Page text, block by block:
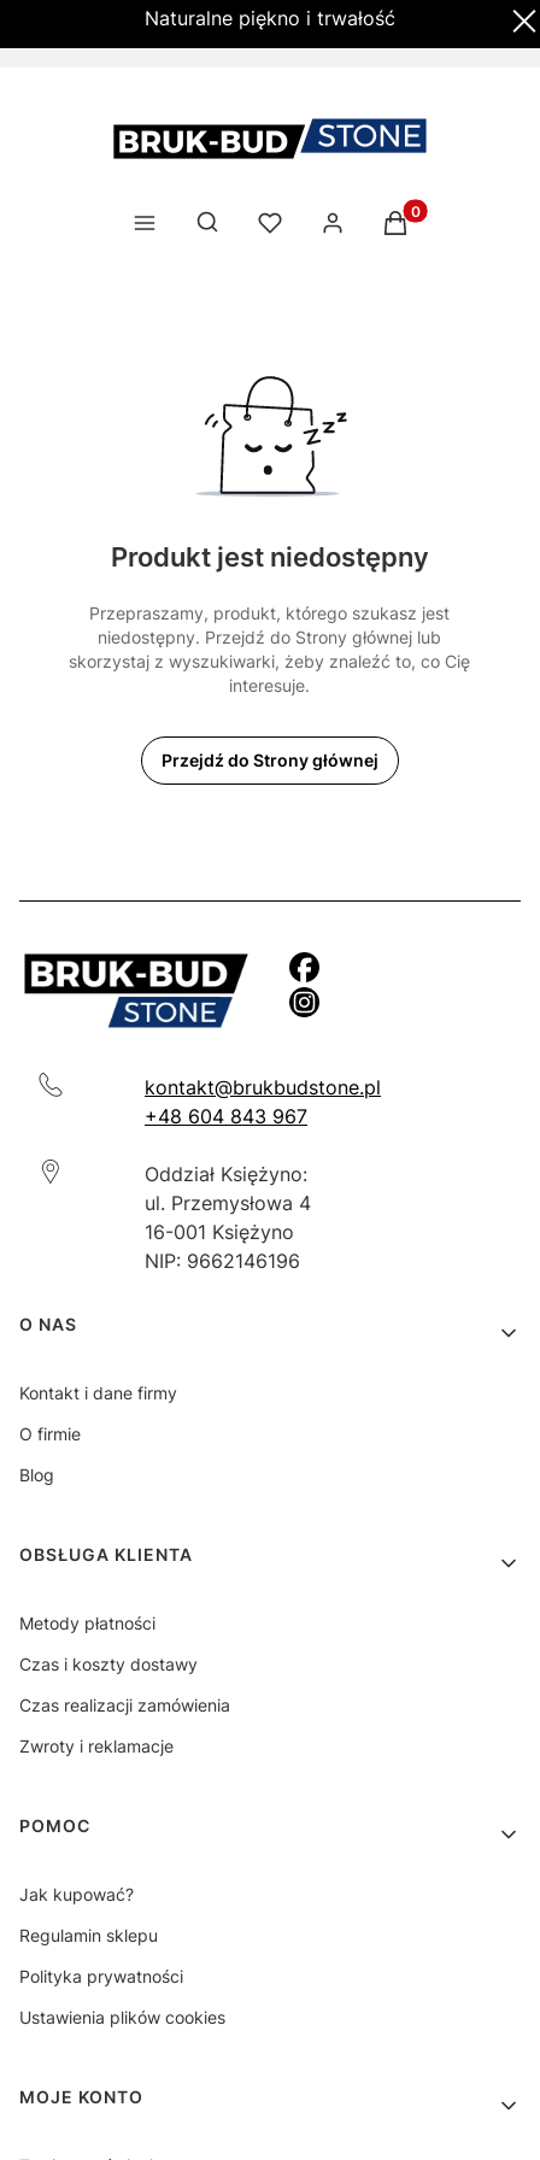
Naturalne piękno i trwałość
Otwórz wyszukiwarkę Produkty w
Produkt jest niedostępny
Przepraszamy, produkt, którego szukasz jest
niedostępny. Przejdź do Strony głównej lub
skorzystaj z wyszukiwarki, żeby znaleźć to, co Cię
interesuje.
Przejdź do Strony głównej
kontakt@brukbudstone.pl
+48 604 843 967
Oddział Księżyno:
ul. Przemysłowa 4
16-001 Księżyno
NIP: 9662146196
Linki w stopce
O NAS
Kontakt i dane firmy
O firmie
Blog
OBSŁUGA KLIENTA
Metody płatności
Czas i koszty dostawy
Czas realizacji zamówienia
Zwroty i reklamacje
POMOC
Jak kupować?
Regulamin sklepu
Polityka prywatności
Ustawienia plików cookies
MOJE KONTO